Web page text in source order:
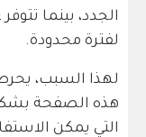
الجدد، بينما
لفترة محدودة.
هذه الصفحة
التي يمكن